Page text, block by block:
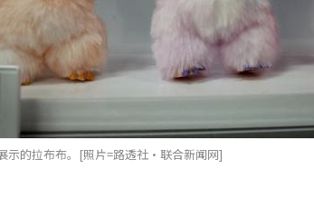
示的拉布布。[照片=路透社·联合新闻网]